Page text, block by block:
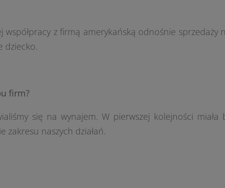
współpracy z firmą amerykańską odnośnie sprzedaży
dziecko.
firm?
się na wynajem. W pierwszej kolejności miała
zakresu naszych działań.